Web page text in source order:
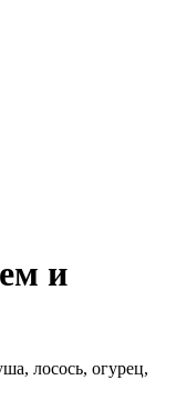
и
лосось, огурец,